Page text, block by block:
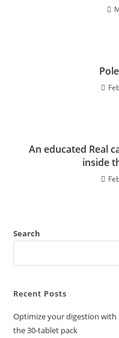
An educated Real
inside
Search
Recent Posts
Optimize your digestion with
the 30-tablet pack